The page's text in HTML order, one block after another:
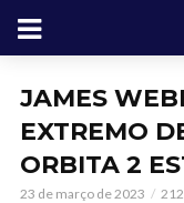
JAMES
EXTREMO
ORBITA 2
23 de março de 2023